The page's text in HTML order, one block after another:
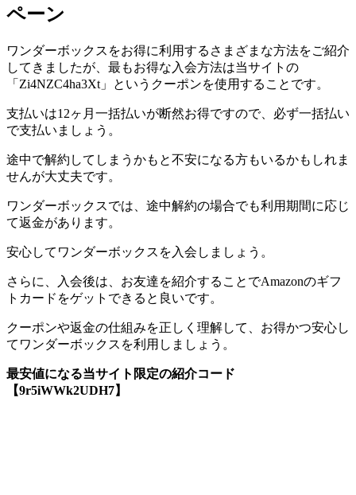
ペーン
ワンダーボックスをお得に利用するさまざまな方法をご紹介
してきましたが、最もお得な入会方法は当サイトの
「Zi4NZC4ha3Xt」というクーポンを使用することです。
支払いは12ヶ月一括払いが断然お得ですので、必ず一括払い
で支払いましょう。
途中で解約してしまうかもと不安になる方もいるかもしれま
せんが大丈夫です。
ワンダーボックスでは、途中解約の場合でも利用期間に応じ
て返金があります。
安心してワンダーボックスを入会しましょう。
さらに、入会後は、お友達を紹介することでAmazonのギフ
トカードをゲットできると良いです。
クーポンや返金の仕組みを正しく理解して、お得かつ安心し
てワンダーボックスを利用しましょう。
最安値になる当サイト限定の紹介コード
【9r5iWWk2UDH7】